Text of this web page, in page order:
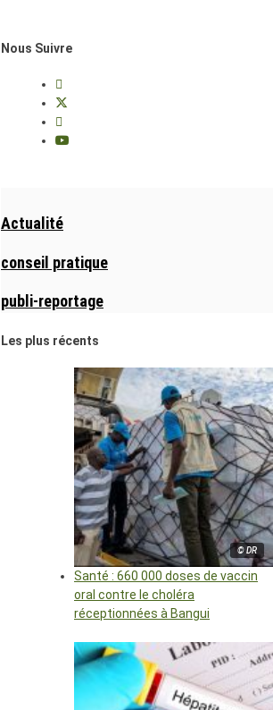
Nous Suivre
Actualité
conseil pratique
publi-reportage
Les plus récents
© DR
Santé : 660 000 doses de vaccin
oral contre le choléra
réceptionnées à Bangui